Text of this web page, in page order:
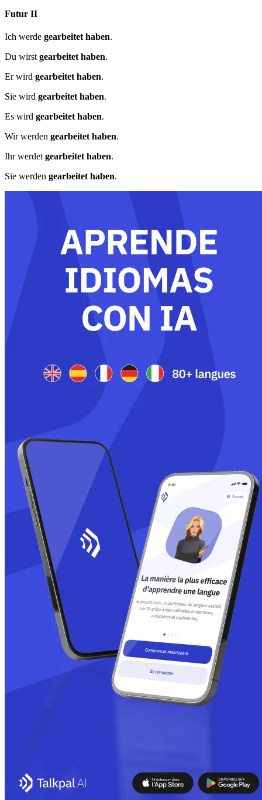
Futur II
Ich werde gearbeitet haben.
Du wirstgearbeitet haben.
Er wird gearbeitet haben.
Sie wird gearbeitet haben.
Es wird gearbeitet haben.
Wir werden gearbeitet haben.
Ihr werdetgearbeitet haben.
Sie werden gearbeitet haben.